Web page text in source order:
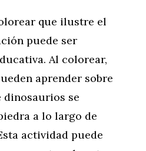
que ilustre el
puede ser
Al colorear,
aprender sobre
dinosaurios se
a lo largo de
actividad puede